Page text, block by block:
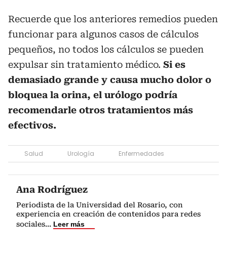
Recuerde que los anteriores remedios pueden
funcionar para algunos casos de cálculos
pequeños, no todos los cálculos se pueden
expulsar sin tratamiento médico. Si es
demasiado grande y causa mucho dolor o
bloquea la orina, el urólogo podría
recomendarle otros tratamientos más
efectivos.
Salud Urología Enfermedades
Ana Rodríguez
Periodista de la Universidad del Rosario, con
experiencia en creación de contenidos para redes
sociales... Leer más